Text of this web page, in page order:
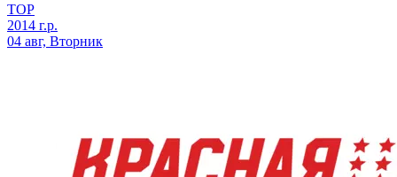
ТОР
2014 г.р.
04 авг, Вторник